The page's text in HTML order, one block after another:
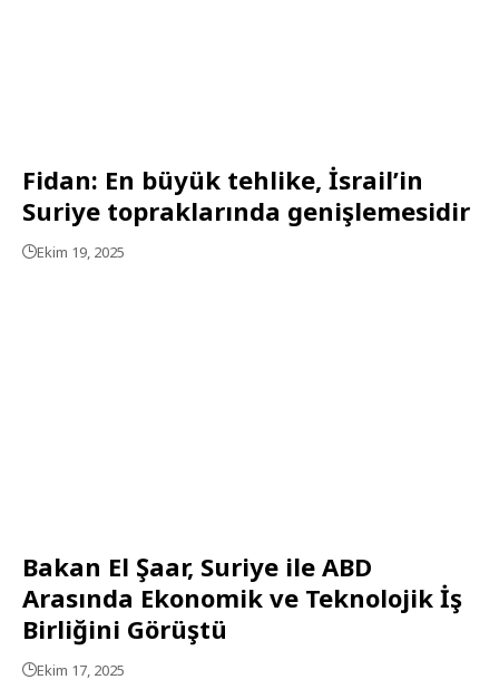
Fidan: En büyük tehlike, İsrail’in
Suriye topraklarında genişlemesidir
Ekim 19, 2025
Bakan El Şaar, Suriye ile ABD
Arasında Ekonomik ve Teknolojik İş
Birliğini Görüştü
Ekim 17, 2025